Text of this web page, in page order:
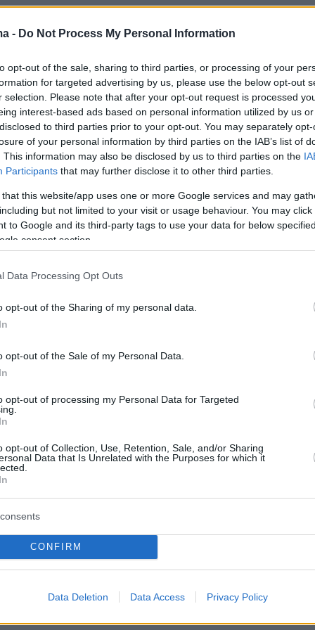
- Do Not Process My Personal Information
opt-out of the sale, sharing to third parties, or processing of your
for targeted advertising by us, please use the below opt-out
selection. Please note that after your opt-out request is processed
interest-based ads based on personal information utilized by us
to third parties prior to your opt-out. You may separately
of your personal information by third parties on the IAB’s list of
This information may also be disclosed by us to third parties on the
Participants that may further disclose it to other third parties.
that this website/app uses one or more Google services and may
but not limited to your visit or usage behaviour. You may
to Google and its third-party tags to use your data for below
consent section.
Data Processing Opt Outs
opt-out of the Sharing of my personal data.
opt-out of the Sale of my Personal Data.
opt-out of processing my Personal Data for Targeted
opt-out of Collection, Use, Retention, Sale, and/or Sharing
Data that Is Unrelated with the Purposes for which it
CONFIRM
Data Deletion Data Access Privacy Policy
ανακοίνωση του υφυπουργού
και επικίνδυνα περιστατικά βίας που
στο Αριστοτέλειο Πανεπιστήμιο
κουκουλοφόρων και εξτρεμιστικών
φοιτητών, εν ώρα ακαδημαϊκής
και διαρκή επικοινωνία με τις αρχές του
Από την πρώτη στιγμή, ενημερώθηκε από
ότι ενεργοποιήθηκαν όλες οι
πρωτόκολλο που προβλέπεται
της ασφάλειας εντός των πανεπιστημιακών
αρμόδιες αρχές κινήθηκαν άμεσα, ενώ
των εμπλεκομένων.
της διερεύνησης, θα εφαρμοστεί
ισχύον πλαίσιο για την ασφάλεια στα
Ιδρύματα, χωρίς εκπτώσεις, χωρίς ανοχή και
Όπου υπάρχουν ευθύνες, θα αποδοθούν.
Νέας Δημοκρατίας έχει αποδείξει ότι δεν
επιτρέψει την επιστροφή των Πανεπιστημίων
εποχές της βίας, της ατιμωρησίας και της
πανεπιστημιακών και της κοινωνίας απαιτεί